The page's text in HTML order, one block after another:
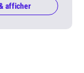
afficher